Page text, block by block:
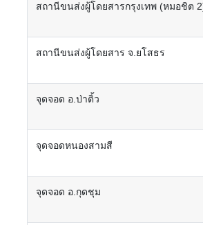
สถานีขนส่งผู้โดยสารกรุงเทพ (หมอชิต
สถานีขนส่งผู้โดยสาร จ.ยโสธร
จุดจอด อ.ป่าติ้ว
จุดจอดหนองสามสี
จุดจอด อ.กุดชุม